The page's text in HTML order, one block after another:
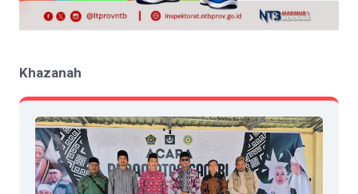
Khazanah